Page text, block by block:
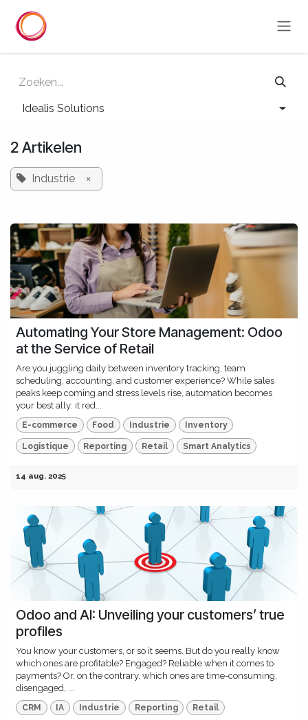
Idealis Solutions
2 Artikelen
Industrie ×
Automating Your Store Management: Odoo
at the Service of Retail
Are you juggling daily between inventory tracking, team
scheduling, accounting, and customer experience? While sales
peaks keep coming and stress levels rise, automation becomes
your best ally: it red...
E-commerce Food Industrie Inventory
Logistique Reporting Retail Smart Analytics
14 aug. 2025
Odoo and AI: Unveiling your customers’ true
profiles
You know your customers, or so it seems. But do you really know
which ones are profitable? Engaged? Reliable when it comes to
payments? Or, on the contrary, which ones are time-consuming,
disengaged, ...
CRM IA Industrie Reporting Retail